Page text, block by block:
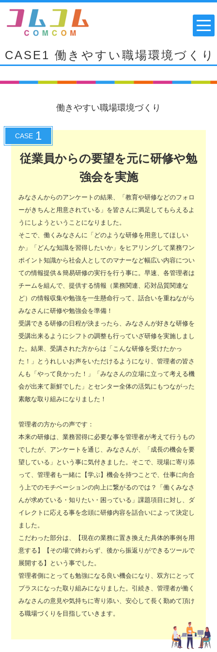
CASE1 働きやすい職場環境づくり
働きやすい職場環境づくり
CASE 1
従業員からの要望を元に研修や勉
強会を実施
みなさんからのアンケートの結果、「教育や研修などのフォロ
ーがきちんと用意されている」を皆さんに満足してもらえるよ
うにしようということになりました。
そこで、働くみなさんに「どのような研修を用意してほしい
か」「どんな知識を習得したいか」をヒアリングして業務ワン
ポイント知識から社会人としてのマナーなど幅広い内容につい
ての情報提供＆簡易研修の実行を行う事に。早速、各管理者は
チームを組んで、提供する情報（業務関連、応対品質関連な
ど）の情報収集や勉強を一生懸命行って、話合いを重ねながら
みなさんに研修や勉強会を準備！
受講できる研修の日程が決まったら、みなさんが好きな研修を
受講出来るようにシフトの調整も行っていざ研修を実施しまし
た。結果、受講された方からは「こんな研修を受けたかっ
た！」とうれしいお声をいただけるようになり、管理者の皆さ
んも「やって良かった！」「みなさんの立場に立って考える機
会が出来て新鮮でした」とセンター全体の活気にもつながった
素敵な取り組みになりました！
管理者の方からの声です：
本来の研修は、業務習得に必要な事を管理者が考えて行うもの
でしたが、アンケートを通じ、みなさんが、「成長の機会を要
望している」という事に気付きました。そこで、現場に寄り添
って、管理者も一緒に【学ぶ】機会を持つことで、仕事に向合
う上でのモチベーションの向上に繋がるのでは？「働くみなさ
んが求めている・知りたい・困っている」課題項目に対し、ダ
イレクトに応える事を念頭に研修内容を話合いによって決定し
ました。
こだわった部分は、【現在の業務に置き換えた具体的事例を用
意する】【その場で終わらず、後から振返りができるツールで
展開する】という事でした。
管理者側にとっても勉強になる良い機会になり、双方にとって
プラスになった取り組みになりました。引続き、管理者が働く
みなさんの意見や気持ちに寄り添い、安心して長く勤めて頂け
る職場づくりを目指していきます。